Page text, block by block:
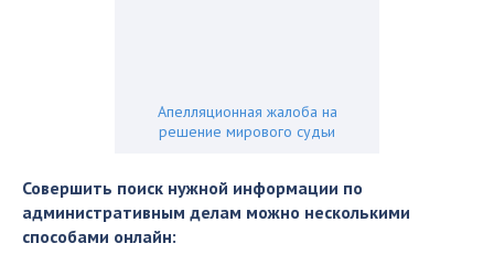
Апелляционная жалоба на
решение мирового судьи
Совершить поиск нужной информации по
административным делам можно несколькими
способами онлайн: